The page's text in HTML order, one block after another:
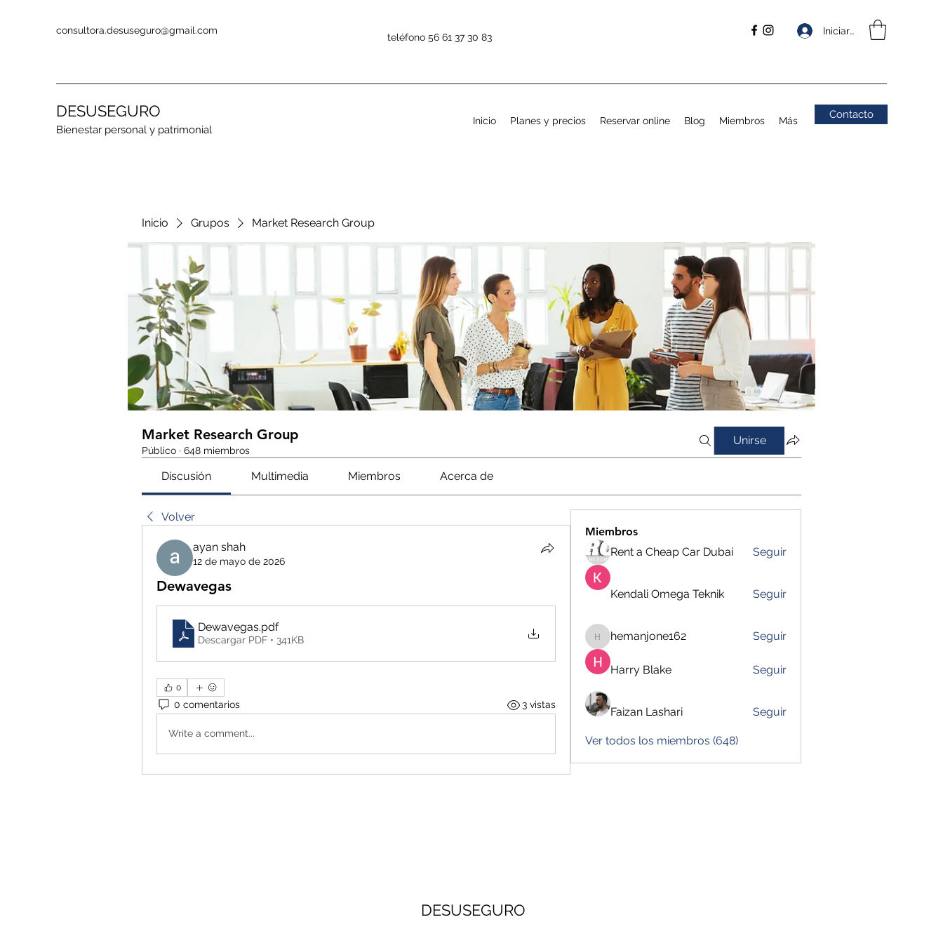
consultora.desuseguro@gmail.com Iniciar sesión
teléfono 56 61 37 30 83
DESUSEGURO
Bienestar personal y patrimonial
Inicio Planes y precios Reservar online Blog Miembros Más Contacto
Inicio Grupos Market Research Group
Market Research Group
Público · 648 miembros
Unirse
Discusión Multimedia Miembros Acerca de
Volver
ayan shah
12 de mayo de 2026
Dewavegas
Dewavegas.pdf
Descargar PDF • 341KB
0
0 comentarios 3 vistas
Write a comment...
Miembros
Rent a Cheap Car Dubai
Seguir
Kendali Omega Teknik Seguir
hemanjone162
hemanjone162 Seguir
Harry Blake Seguir
Faizan Lashari Seguir
Ver todos los miembros (648)
DESUSEGURO